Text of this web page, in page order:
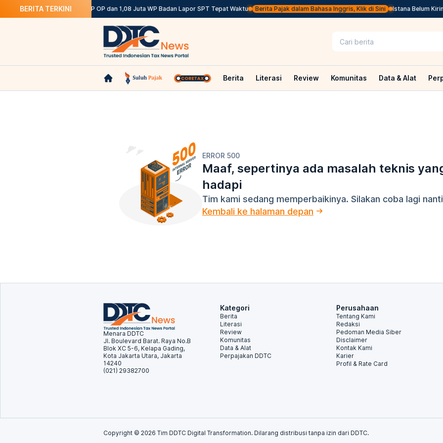
BERITA TERKINI
DJP: 12,12 Juta WP OP dan 1,08 Juta WP Badan Lapor SPT Tepat Waktu Berita Pajak dalam Bahasa Inggris, Klik di Sini Istana Belum Kirim
Berita Literasi Review Komunitas Data & Alat
ERROR 500
Maaf, sepertinya ada masalah teknis
hadapi
Tim kami sedang memperbaikinya. Silakan coba lagi
Kembali ke halaman depan
Menara DDTC
Jl. Boulevard Barat. Raya No.B
Blok XC 5-6, Kelapa Gading,
Kota Jakarta Utara, Jakarta
14240
(021) 29382700
Kategori
Berita
Literasi
Review
Komunitas
Data & Alat
Perpajakan DDTC
Perusahaan
Tentang Kami
Redaksi
Pedoman Media Siber
Disclaimer
Kontak Kami
Karier
Profil & Rate Card
Copyright © 2026 Tim DDTC Digital Transformation. Dilarang distribusi tanpa izin dari DDTC.